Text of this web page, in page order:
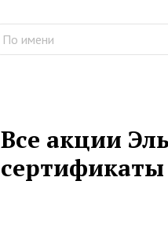
Все акции
сертификаты